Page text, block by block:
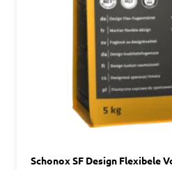
Schonox SF Design Flexibele